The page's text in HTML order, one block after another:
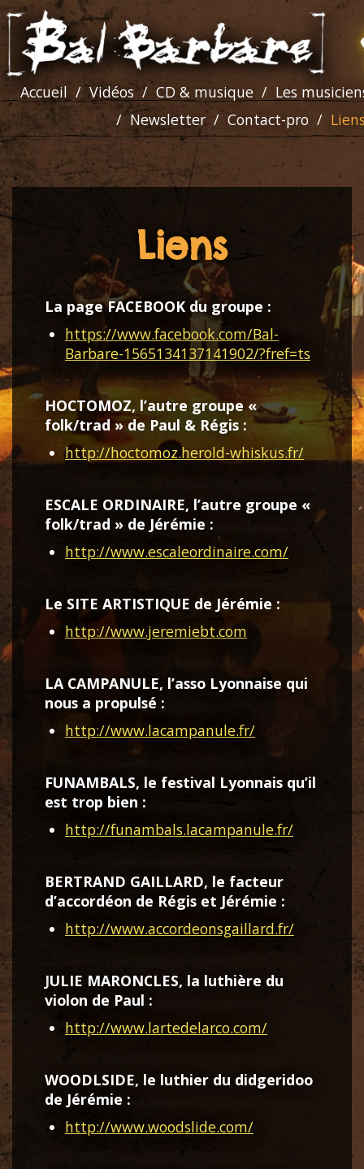
Accueil Vidéos CD & musique
Les
Newsletter
Contact-pro
Liens
La page FACEBOOK du groupe :
https://www.facebook.com/Bal-
Barbare-1565134137141902/?fref=ts
HOCTOMOZ, l’autre groupe «
folk/trad » de Paul & Régis :
http://hoctomoz.herold-whiskus.fr/
ESCALE ORDINAIRE, l’autre groupe «
folk/trad » de Jérémie :
http://www.escaleordinaire.com/
Le SITE ARTISTIQUE de Jérémie :
http://www.jeremiebt.com
LA CAMPANULE, l’asso Lyonnaise qui
nous a propulsé :
http://www.lacampanule.fr/
FUNAMBALS, le festival Lyonnais qu’il
est trop bien :
http://funambals.lacampanule.fr/
BERTRAND GAILLARD, le facteur
d’accordéon de Régis et Jérémie :
http://www.accordeonsgaillard.fr/
JULIE MARONCLES, la luthière du
violon de Paul :
http://www.lartedelarco.com/
WOODLSIDE, le luthier du didgeridoo
de Jérémie :
http://www.woodslide.com/